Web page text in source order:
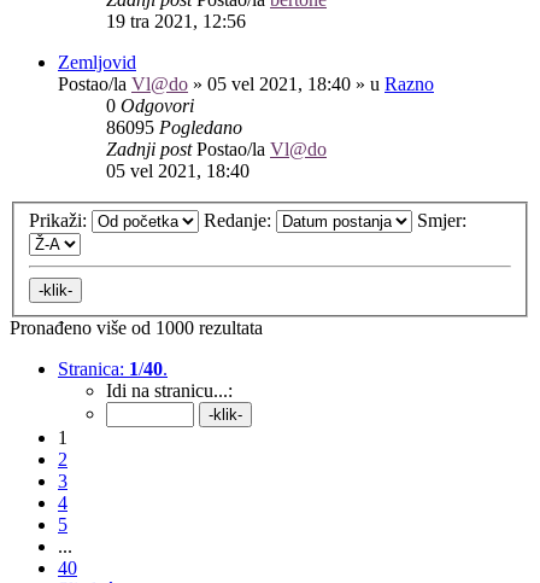
19 tra 2021, 12:56
Zemljovid
Postao/la Vl@do » 05 vel 2021, 18:40 » u Razno
0 Odgovori
86095 Pogledano
Zadnji postPostao/la Vl@do
05 vel 2021, 18:40
Prikaži: Redanje: Smjer:
Pronađeno više od 1000 rezultata
Stranica: 1/40.
Idi na stranicu...:
1
2
3
4
5
...
40